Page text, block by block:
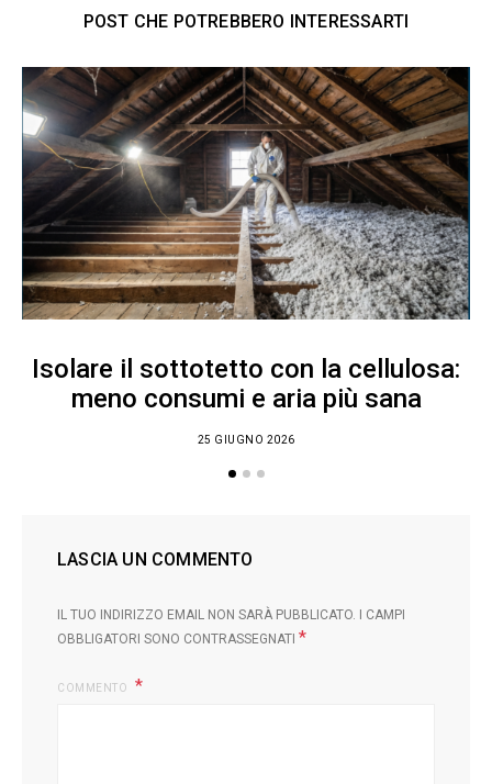
POST CHE POTREBBERO INTERESSARTI
Isolare il sottotetto con la cellulosa:
meno consumi e aria più sana
25 GIUGNO 2026
LASCIA UN COMMENTO
IL TUO INDIRIZZO EMAIL NON SARÀ PUBBLICATO. I CAMPI
OBBLIGATORI SONO CONTRASSEGNATI *
COMMENTO